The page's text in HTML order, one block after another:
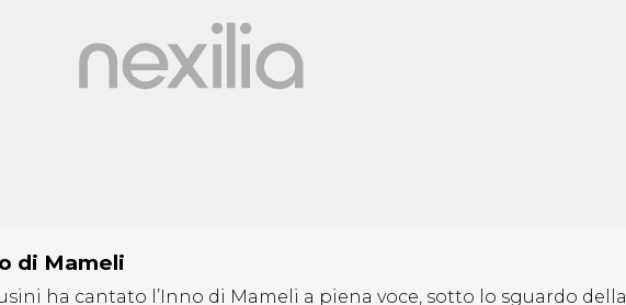
di Mameli
ha cantato l’Inno di Mameli a piena voce, sotto lo sguardo della